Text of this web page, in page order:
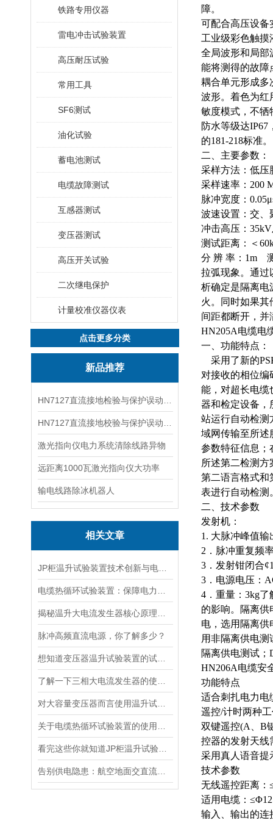
铁路专用仪器
雷电冲击试验装置
高压耐压试验
常用工具
SF6测试
油化试验
蓄电池测试
电缆故障测试
互感器测试
变压器测试
高压开关试验
二次继电保护
计量校准仪器仪表
点击更多分类
新品推荐
激光指向仪电力系统清除线路异物
远距离1000瓦激光指向仪大功率
输电线路除冰机器人
相关文章
脉冲高频直流电源，你了解多少？
障。
可配合高压设备
工业级彩色触
全局波形和局部
能将测得的故障
耦合单元形成多
波形。着色为红
敏度模式，不牺
防水等级达
的181-218标准。
二、主要参数：
采样方法：低压
采样速率： 200
脉冲宽度： 0.05μ
波速设置：交、
冲击高压： 35kV
测试距离：＜
分 辨 率： 1m
拉弧现象。通过
析确定是隔离电
火。同时如果
间距都断开，并
HN205A电缆电
一、功能特点：
采用了新的
对接收的相位
能，对超长电缆
器和检定设备，
站运行自动检测
域网传输至所述
参数特征信息；
所述第二检测
第二语言格式和
表进行自动检测
二、技术参数
发射机：
1. 大脉冲峰值输
2．脉冲重复频
3．发射钳闭合
3．电源电压：
4．重量：3kg
的影响。隔离
电，选用隔离
用非隔离供电
隔离供电测试
HN206A电缆安
功能特点
适合刺扎电力电
遥控/计时两种
双键遥控(A、B
控器的发射天线
采用真人语音提
技术参数
无线遥控距离：
适用电缆：
输入、输出的连